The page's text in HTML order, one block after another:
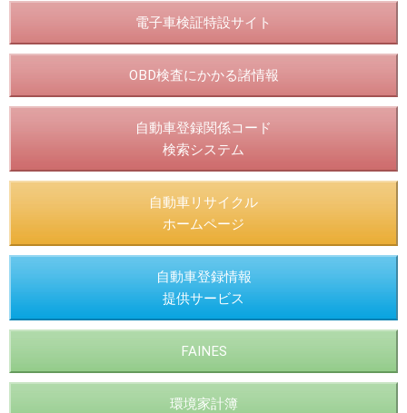
電子車検証特設サイト
OBD検査にかかる諸情報
自動車登録関係コード
検索システム
自動車リサイクル
ホームページ
自動車登録情報
提供サービス
FAINES
環境家計簿